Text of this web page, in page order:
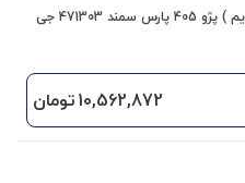
شیرفرمان هزار خاری ( قدیم ) پژو 405 پارس سمند 471303 جی
10,562,872تومان